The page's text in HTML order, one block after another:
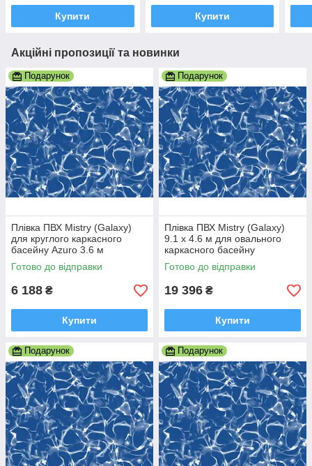
Купити Купити
Акційні пропозиції та новинки
Подарунок
Плівка ПВХ Mistry (Galaxy)
для круглого каркасного
басейну Azuro 3.6 м
(0.25/0.4)
Готово до відправки
6 188 ₴
Купити
Подарунок
Плівка ПВХ Mistry (Galaxy)
9.1 х 4.6 м для овального
каркасного басейну
(0.35/0.4мм)
Готово до відправки
19 396 ₴
Купити
Подарунок Подарунок